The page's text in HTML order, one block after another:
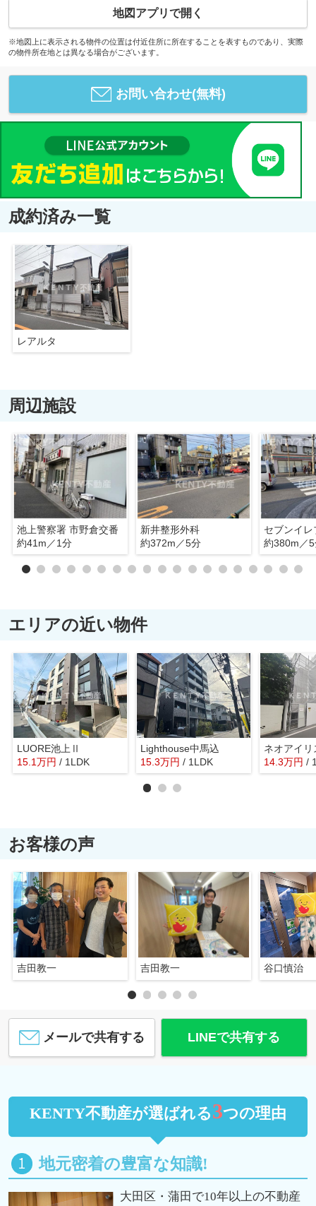
地図アプリで開く
※地図上に表示される物件の位置は付近住所に所在することを表すものであり、実際
の物件所在地とは異なる場合がございます。
お問い合わせ(無料)
成約済み一覧
レアルタ
周辺施設
池上警察署 市野倉交番
約41m／1分
新井整形外科
約372m／5分
約380m／
エリアの近い物件
LUORE池上Ⅱ
15.1万円 / 1LDK
Lighthouse中馬込
15.3万円 / 1LDK
ネオアイリ
14.3万円 /
お客様の声
吉田教一 吉田教一 谷口慎治
メールで共有する LINEで共有する
KENTY不動産が選ばれる3つの理由
地元密着の豊富な知識!
大田区・蒲田で10年以上の不動産